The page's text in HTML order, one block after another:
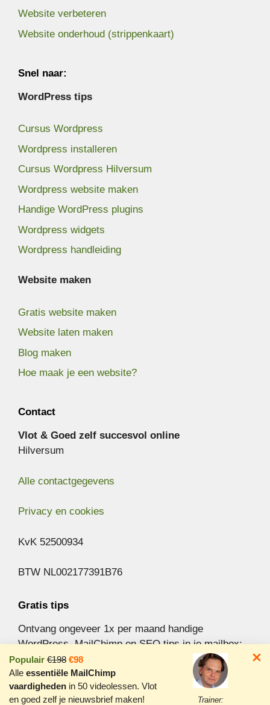
Populair €198 €98
Alle essentiële MailChimp
vaardigheden in 50 videolessen. Vlot
en goed zelf je nieuwsbrief maken!
Trainer:
Website verbeteren
Website onderhoud (strippenkaart)
Snel naar:
WordPress tips
Cursus Wordpress
Wordpress installeren
Cursus Wordpress Hilversum
Wordpress website maken
Handige WordPress plugins
Wordpress widgets
Wordpress handleiding
Website maken
Gratis website maken
Website laten maken
Blog maken
Hoe maak je een website?
Contact
Vlot & Goed zelf succesvol online
Hilversum
Alle contactgegevens
Privacy en cookies
KvK 52500934
BTW NL002177391B76
Gratis tips
Ontvang ongeveer 1x per maand handige
WordPress, MailChimp en SEO tips in je mailbox:
Aanmelden nieuwsbrief »